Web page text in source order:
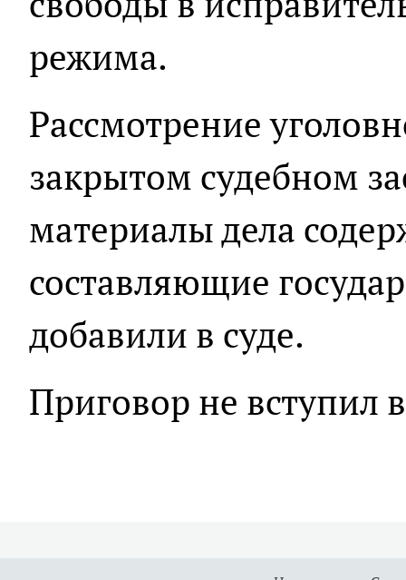
режима.
Рассмотрение
закрытом судебном
материалы дела
составляющие
добавили в суде.
Приговор не вступил